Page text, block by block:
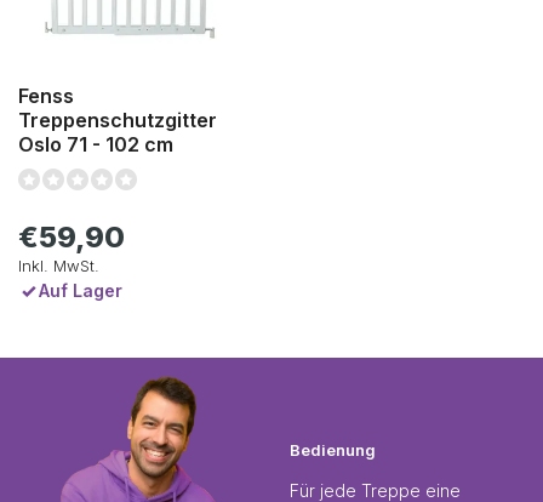
Fenss
Treppenschutzgitter
Oslo 71 - 102 cm
€59,90
Inkl. MwSt.
Auf Lager
Bedienung
Für jede Treppe eine